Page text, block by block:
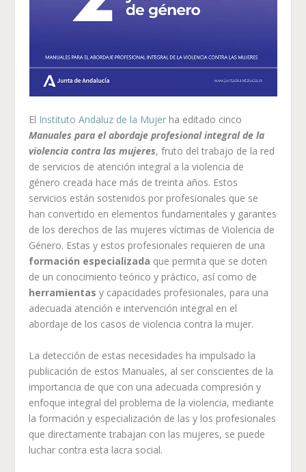
El Instituto Andaluz de la Mujer ha editado cinco
Manuales para el abordaje profesional integral de la
violencia contra las mujeres, fruto del trabajo de la red
de servicios de atención integral a la violencia de
género creada hace más de treinta años. Estos
servicios están sostenidos por profesionales que se
han convertido en elementos fundamentales y garantes
de los derechos de las mujeres víctimas de Violencia de
Género. Estas y estos profesionales requieren de una
formación especializada que permita que se doten
de un conocimiento teórico y práctico, así como de
herramientas y capacidades profesionales, para una
adecuada atención e intervención integral en el
abordaje de los casos de violencia contra la mujer.
La detección de estas necesidades ha impulsado la
publicación de estos Manuales, al ser conscientes de la
importancia de que con una adecuada compresión y
enfoque integral del problema de la violencia, mediante
la formación y especialización de las y los profesionales
que directamente trabajan con las mujeres, se puede
luchar contra esta lacra social.